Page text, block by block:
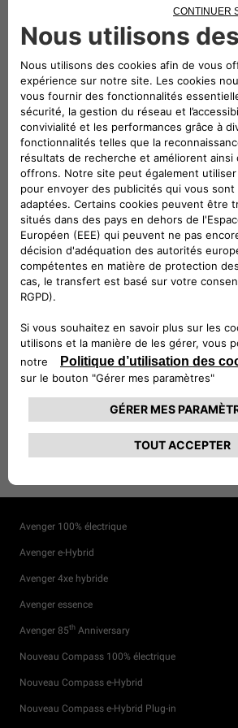
NOUVEAU
HYBRID PLUG-IN
Avenger 100% électrique
Avenger e-Hybrid
Avenger 4xe hybride
Avenger essence
Avenger 85th Anniversary
Nouveau Compass 100% électrique
Nouveau Compass e-Hybrid
Nouveau Compass e-Hybrid Plug-in